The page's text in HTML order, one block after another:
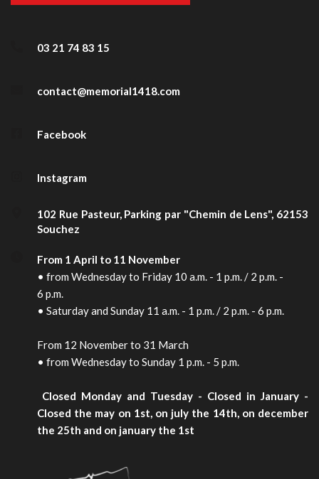
03 21 74 83 15
contact@memorial1418.com
Facebook
Instagram
102 Rue Pasteur, Parking par "Chemin de Lens", 62153
Souchez
From 1 April to 11 November
• from Wednesday to Friday 10 a.m. - 1 p.m. / 2 p.m. -
6 p.m.
• Saturday and Sunday 11 a.m. - 1 p.m. / 2 p.m. - 6 p.m.
From 12 November to 31 March
• from Wednesday to Sunday 1 p.m. - 5 p.m.
Closed the may on 1st, on july the 14th, on december
the 25th and on january the 1st